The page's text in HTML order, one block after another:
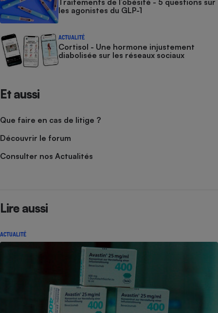
Traitements de l’obésité - 5 questions sur
les agonistes du GLP-1
ACTUALITÉ
Cortisol - Une hormone injustement
diabolisée sur les réseaux sociaux
Et aussi
Que faire en cas de litige ?
Découvrir le forum
Consulter nos Actualités
Lire aussi
ACTUALITÉ